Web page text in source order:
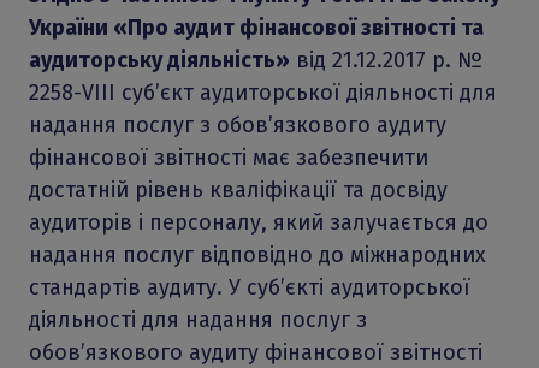
України «Про аудит фінансової звітності та
аудиторську діяльність» від 21.12.2017 р. №
2258-VIII суб’єкт аудиторської діяльності для
надання послуг з обов’язкового аудиту
фінансової звітності має забезпечити
достатній рівень кваліфікації та досвіду
аудиторів і персоналу, який залучається до
надання послуг відповідно до міжнародних
стандартів аудиту. У суб’єкті аудиторської
діяльності для надання послуг з
обов’язкового аудиту фінансової звітності